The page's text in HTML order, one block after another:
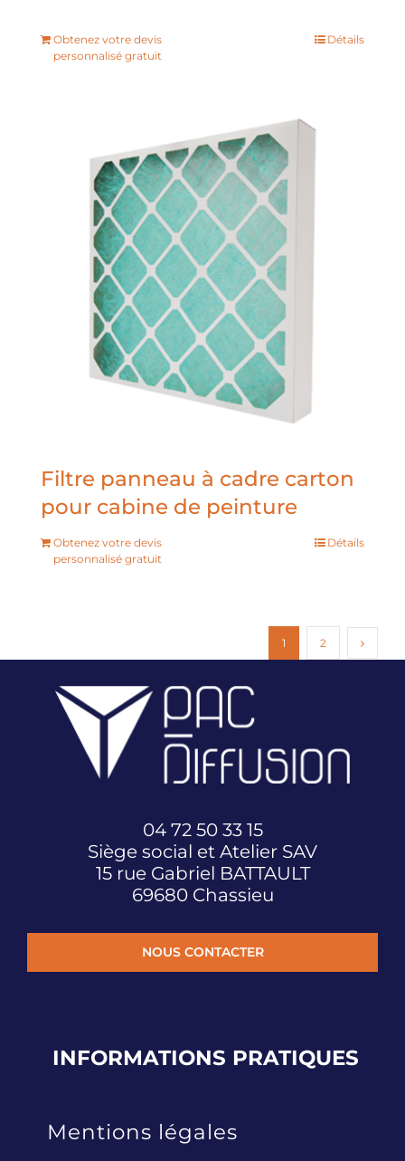
Obtenez votre devis
personnalisé gratuit
Détails
Filtre panneau à cadre carton
pour cabine de peinture
Obtenez votre devis
personnalisé gratuit
Détails
1 2
04 72 50 33 15
Siège social et Atelier SAV
15 rue Gabriel BATTAULT
69680 Chassieu
NOUS CONTACTER
INFORMATIONS PRATIQUES
Mentions légales